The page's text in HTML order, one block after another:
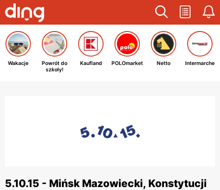
Wakacje
Powrót do
szkoły!
Kaufland POLOmarket Netto Intermarche
5.10.15 - Mińsk Mazowiecki, Konstytucji